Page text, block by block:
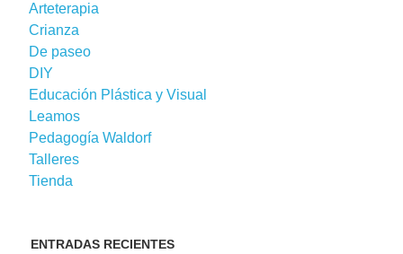
Arteterapia
Crianza
De paseo
DIY
Educación Plástica y Visual
Leamos
Pedagogía Waldorf
Talleres
Tienda
ENTRADAS RECIENTES